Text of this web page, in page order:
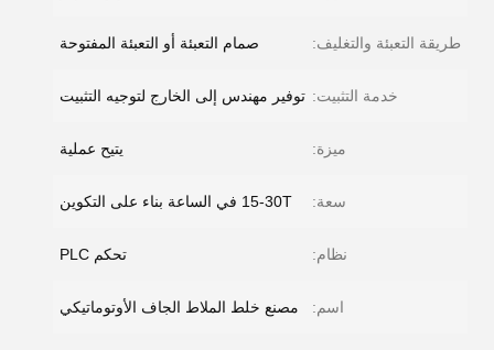
طريقة التعبئة والتغليف: صمام التعبئة أو التعبئة المفتوحة
خدمة التثبيت: توفير مهندس إلى الخارج لتوجيه التثبيت
ميزة: يتيح عملية
سعة: 15-30T في الساعة بناء على التكوين
نظام: تحكم PLC
اسم: مصنع خلط الملاط الجاف الأوتوماتيكي